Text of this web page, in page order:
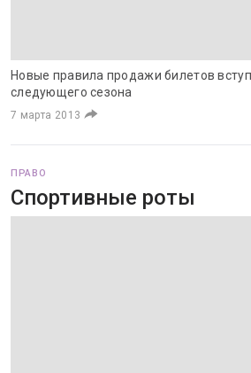
Новые правила продажи билетов
следующего сезона
7 марта 2013
ПРАВО
Спортивные роты